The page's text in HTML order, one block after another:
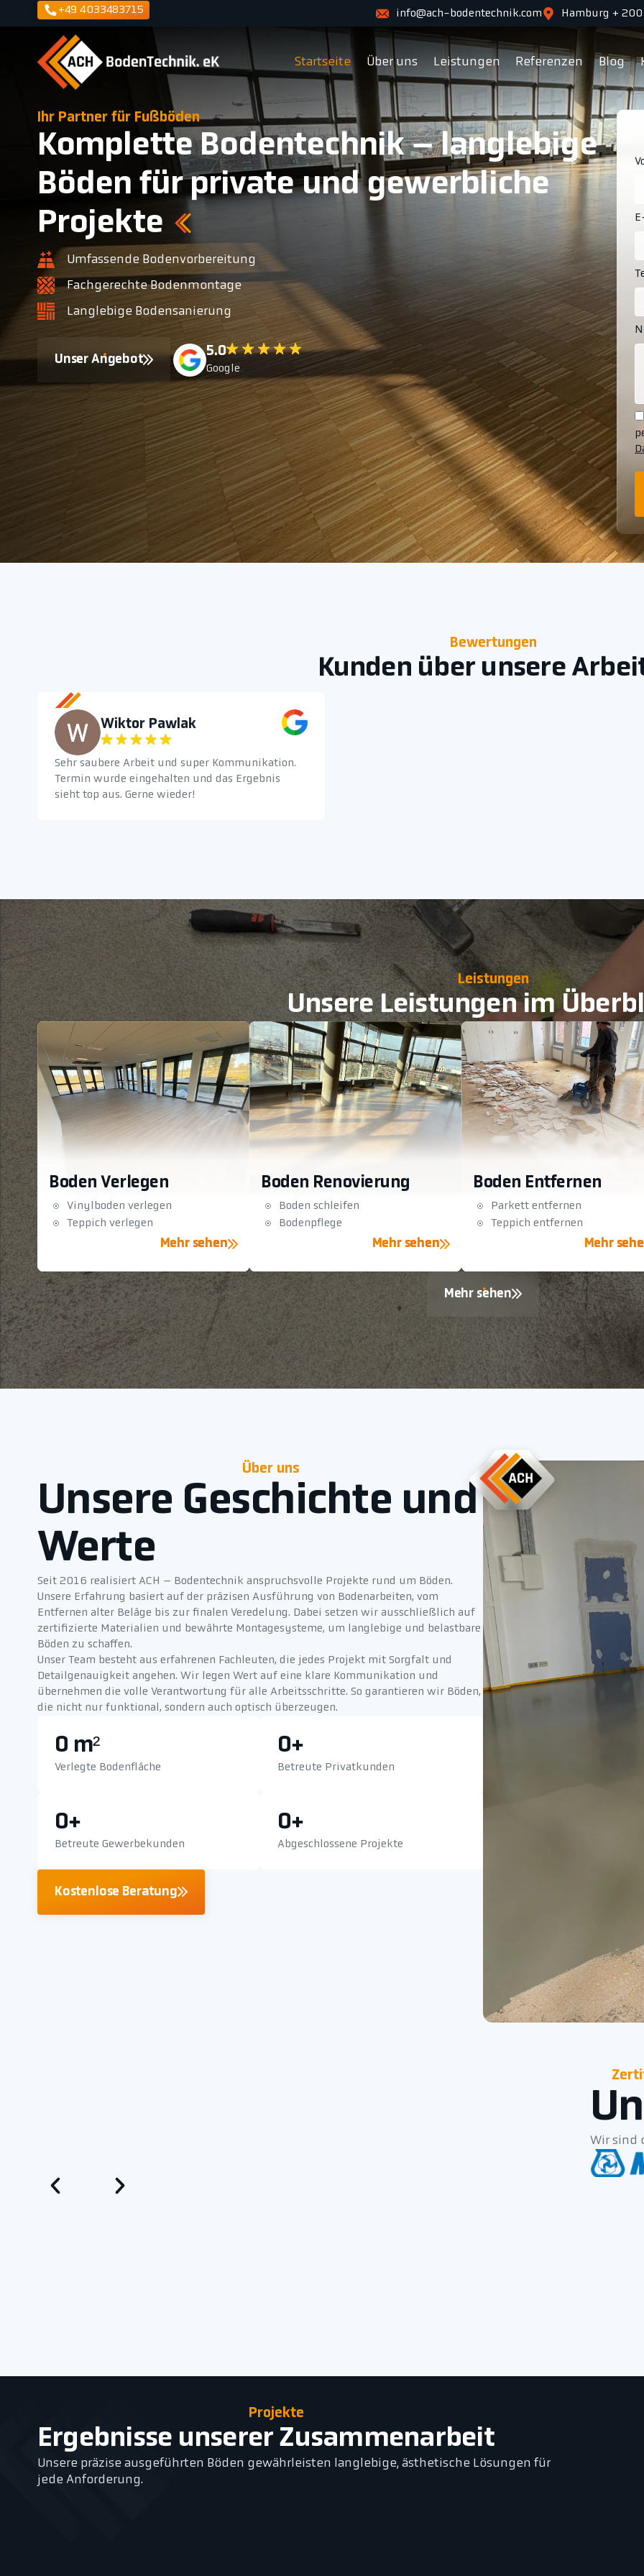
+49 4033483715 info@ach-bodentechnik.com Hamburg +
Startseite Über uns Leistungen Referenzen Blog
Ihr Partner für Fußböden
Komplette Bodentechnik – langlebige
Böden für private und gewerbliche
Projekte
Umfassende Bodenvorbereitung
Fachgerechte Bodenmontage
Langlebige Bodensanierung
Unser Angebot
5.0
Google
Bewertungen
Kunden über unsere
Wiktor Pawlak
Sehr saubere Arbeit und super Kommunikation.
Termin wurde eingehalten und das Ergebnis
sieht top aus. Gerne wieder!
Leistungen
Unsere Leistungen im
Boden Verlegen
Vinylboden verlegen
Teppich verlegen
Mehr sehen
Boden Renovierung
Boden schleifen
Bodenpflege
Mehr sehen
Boden Entfernen
Parkett entfernen
Teppich entfernen
Mehr
Mehr sehen
Über uns
Unsere Geschichte und
Werte
Seit 2016 realisiert ACH – Bodentechnik anspruchsvolle Projekte rund um Böden.
Unsere Erfahrung basiert auf der präzisen Ausführung von Bodenarbeiten, vom
Entfernen alter Beläge bis zur finalen Veredelung. Dabei setzen wir ausschließlich auf
zertifizierte Materialien und bewährte Montagesysteme, um langlebige und belastbare
Böden zu schaffen.
Unser Team besteht aus erfahrenen Fachleuten, die jedes Projekt mit Sorgfalt und
Detailgenauigkeit angehen. Wir legen Wert auf eine klare Kommunikation und
übernehmen die volle Verantwortung für alle Arbeitsschritte. So garantieren wir Böden,
die nicht nur funktional, sondern auch optisch überzeugen.
Verlegte Bodenfläche
0 m²
Betreute Privatkunden
0+
Betreute Gewerbekunden
0+
Abgeschlossene Projekte
0+
Kostenlose Beratung
Wir sind
Projekte
Ergebnisse unserer Zusammenarbeit
Unsere präzise ausgeführten Böden gewährleisten langlebige, ästhetische Lösungen für
jede Anforderung.